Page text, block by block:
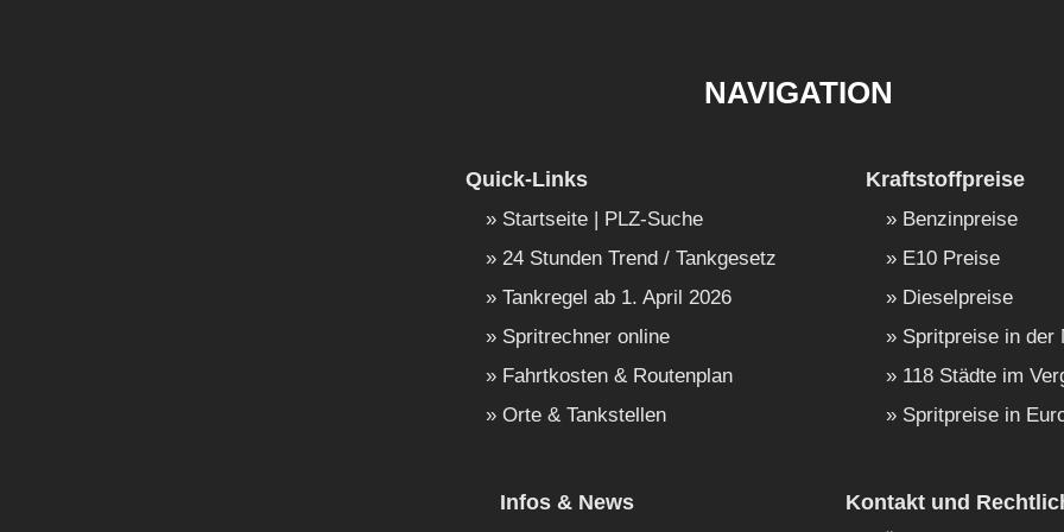
NAVIGATION
Quick-Links
Startseite | PLZ-Suche
24 Stunden Trend / Tankgesetz
Tankregel ab 1. April 2026
Spritrechner online
Fahrtkosten & Routenplan
Orte & Tankstellen
Kraftstoffpreise
Benzinpreise
E10 Preise
Dieselpreise
Spritpreise in der
118 Städte im
Spritpreise in
Infos & News Kontakt und